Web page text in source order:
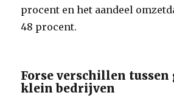
procent en het aandeel
48 procent.
Forse verschillen tussen
klein bedrijven